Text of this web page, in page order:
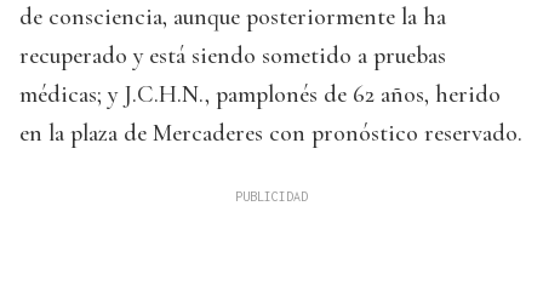
de consciencia, aunque posteriormente la ha
recuperado y está siendo sometido a pruebas
médicas; y J.C.H.N., pamplonés de 62 años, herido
en la plaza de Mercaderes con pronóstico reservado.